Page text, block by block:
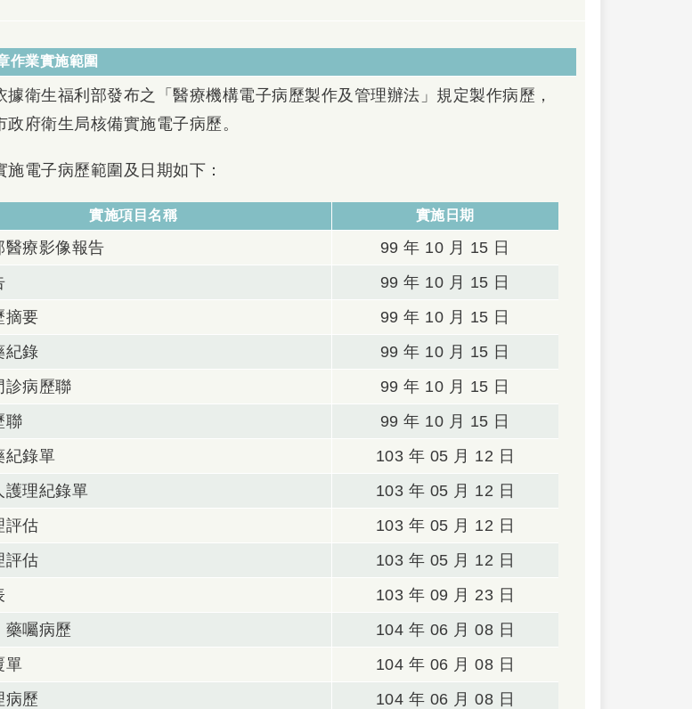
作業實施範圍
據衛生福利部發布之「醫療機構電子病歷製作及管理辦法」規定製作病歷，
政府衛生局核備實施電子病歷。
施電子病歷範圍及日期如下：
實施項目名稱 實施日期
醫療影像報告
99 年 10 月 15 日
99 年 10 月 15 日
摘要
99 年 10 月 15 日
紀錄
99 年 10 月 15 日
診病歷聯
99 年 10 月 15 日
聯
99 年 10 月 15 日
紀錄單
103 年 05 月 12 日
護理紀錄單
103 年 05 月 12 日
評估
103 年 05 月 12 日
評估
103 年 05 月 12 日
103 年 09 月 23 日
藥囑病歷
104 年 06 月 08 日
單
104 年 06 月 08 日
病歷
104 年 06 月 08 日